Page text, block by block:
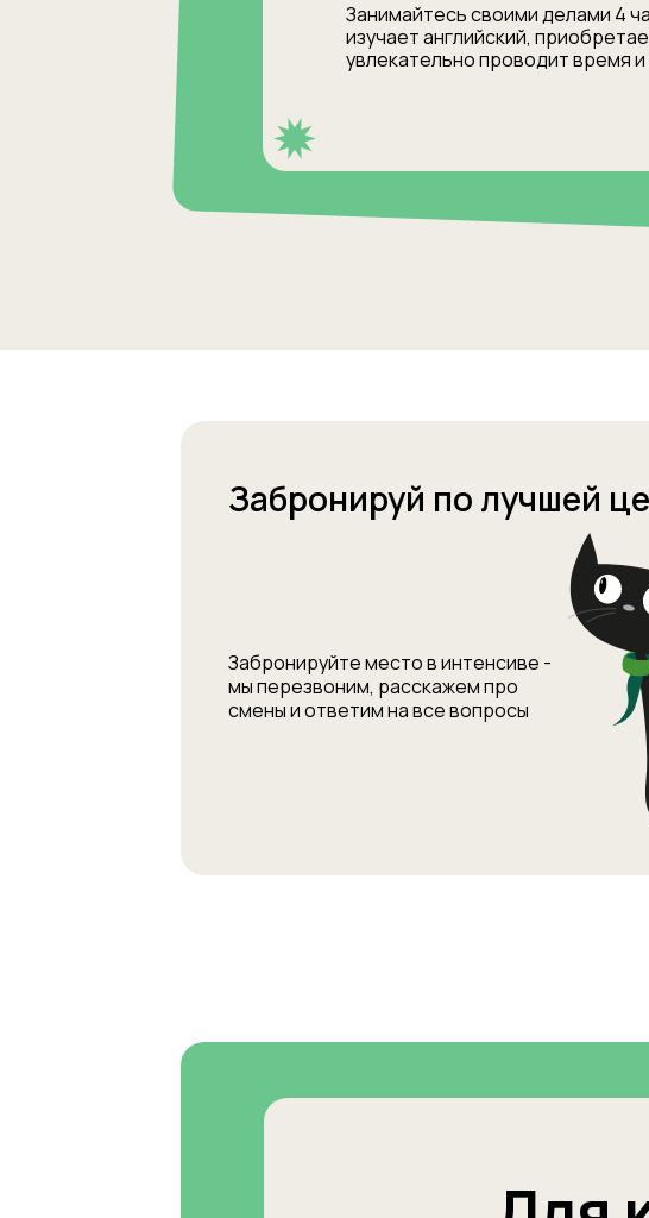
Занимайтесь своими делами 4
изучает английский,
увлекательно проводит время
Забронируй по лучшей
Забронируйте место в интенсиве -
мы перезвоним, расскажем про
смены и ответим на все вопросы